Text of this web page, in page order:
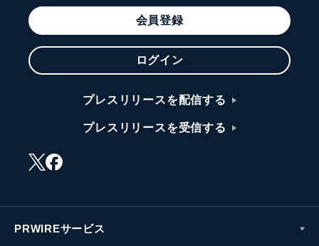
会員登録
ログイン
プレスリリースを配信する
プレスリリースを受信する
PRWIREサービス